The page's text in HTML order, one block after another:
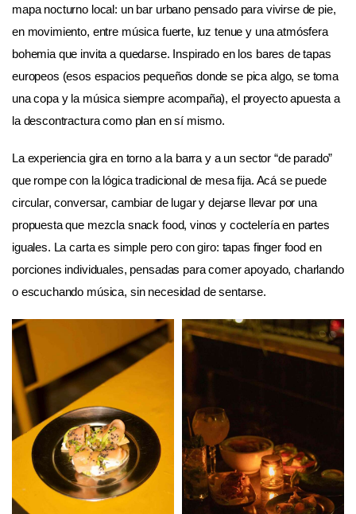
mapa nocturno local: un bar urbano pensado para vivirse de pie,
en movimiento, entre música fuerte, luz tenue y una atmósfera
bohemia que invita a quedarse. Inspirado en los bares de tapas
europeos (esos espacios pequeños donde se pica algo, se toma
una copa y la música siempre acompaña), el proyecto apuesta a
la descontractura como plan en sí mismo.
La experiencia gira en torno a la barra y a un sector “de parado”
que rompe con la lógica tradicional de mesa fija. Acá se puede
circular, conversar, cambiar de lugar y dejarse llevar por una
propuesta que mezcla snack food, vinos y coctelería en partes
iguales. La carta es simple pero con giro: tapas finger food en
porciones individuales, pensadas para comer apoyado, charlando
o escuchando música, sin necesidad de sentarse.